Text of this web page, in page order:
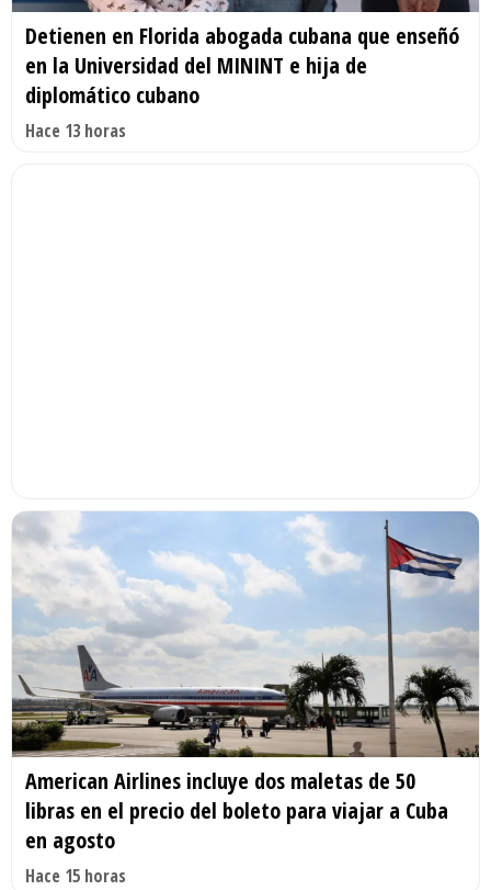
Detienen en Florida abogada cubana que enseñó
en la Universidad del MININT e hija de
diplomático cubano
Hace 13 horas
American Airlines incluye dos maletas de 50
libras en el precio del boleto para viajar a Cuba
en agosto
Hace 15 horas